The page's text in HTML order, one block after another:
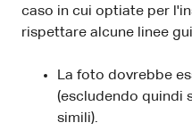
caso in cui optiate per
rispettare alcune linee
La foto dovrebbe
(escludendo quindi
simili).